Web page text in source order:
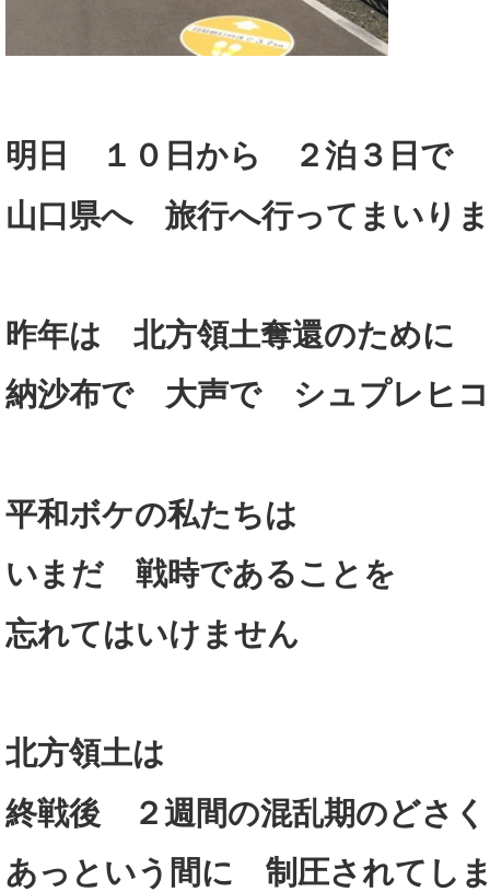
明日 １０日から ２泊３日で
山口県へ 旅行へ行ってまいり
昨年は 北方領土奪還のために
納沙布で 大声で シュプレヒ
平和ボケの私たちは
いまだ 戦時であることを
忘れてはいけません
北方領土は
終戦後 ２週間の混乱期のどさ
あっという間に 制圧されてし